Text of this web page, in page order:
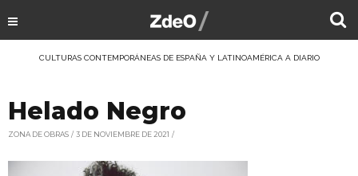
CULTURAS CONTEMPORÁNEAS DE ESPAÑA Y LATINOAMÉRICA A DIARIO
Helado Negro
ZONA DE OBRAS 3 DE NOVIEMBRE DE 2021